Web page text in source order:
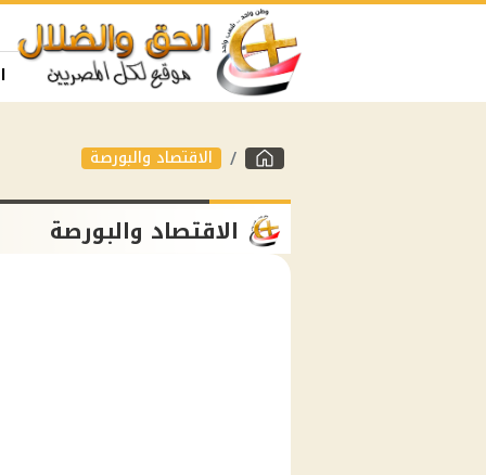
الاقتصاد والبورصة
الاقتصاد والبورصة